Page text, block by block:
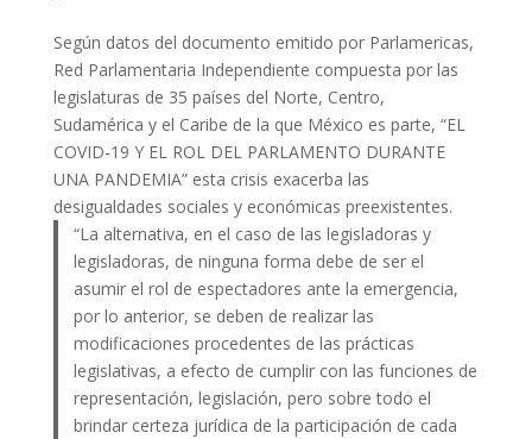
Según datos del documento emitido por Parlamericas,
Red Parlamentaria Independiente compuesta por las
legislaturas de 35 países del Norte, Centro,
Sudamérica y el Caribe de la que México es parte, “EL
COVID-19 Y EL ROL DEL PARLAMENTO DURANTE
UNA PANDEMIA” esta crisis exacerba las
desigualdades sociales y económicas preexistentes.
“La alternativa, en el caso de las legisladoras y
legisladoras, de ninguna forma debe de ser el
asumir el rol de espectadores ante la emergencia,
por lo anterior, se deben de realizar las
modificaciones procedentes de las prácticas
legislativas, a efecto de cumplir con las funciones de
representación, legislación, pero sobre todo el
brindar certeza jurídica de la participación de cada